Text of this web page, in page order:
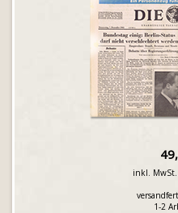
inkl.
1-2